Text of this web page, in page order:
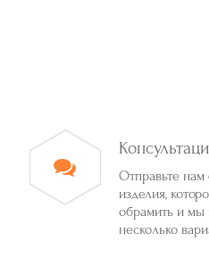
Отправьте
изделия,
обрамить и мы
несколько